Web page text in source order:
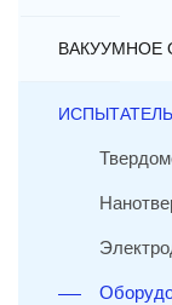
ВАКУУМНОЕ